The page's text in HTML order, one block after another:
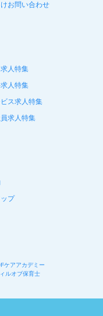
お問い合わせ
人特集
人特集
ス求人特集
求人特集
プ
ケアアカデミー
ルオブ保育士